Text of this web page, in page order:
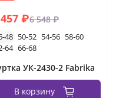
₽6 548 ₽
48 50-52 54-56 58-60
64 66-68
УК-2430-2 Fabrika
В корзину